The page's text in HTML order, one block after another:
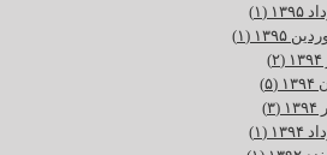
(۱)
۱۳۹۵ (۱)
(۵)
(۱)